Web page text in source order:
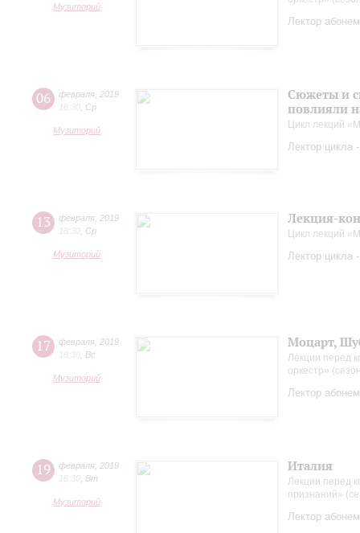
Музиторий
Лектор
06 февраля 2019
18:30 Ср
Музиторий
Сюжеты и
повлияли
Цикл лекций
Лектор цикла
13 февраля 2019
18:30 Ср
Музиторий
Лекция-
Цикл лекций
Лектор цикла
17 февраля 2019
18:30 Вс
Музиторий
Моцарт,
Лекции перед
оркестр»
Лектор
19 февраля 2019
18:30 Вт
Музиторий
Италия
Лекции перед
признаний»
Лектор